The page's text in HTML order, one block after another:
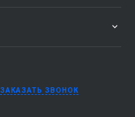
ЗАКАЗАТЬ ЗВОНОК